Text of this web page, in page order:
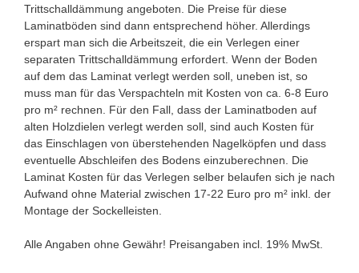
Trittschalldämmung angeboten. Die Preise für diese
Laminatböden sind dann entsprechend höher. Allerdings
erspart man sich die Arbeitszeit, die ein Verlegen einer
separaten Trittschalldämmung erfordert. Wenn der Boden
auf dem das Laminat verlegt werden soll, uneben ist, so
muss man für das Verspachteln mit Kosten von ca. 6-8 Euro
pro m² rechnen. Für den Fall, dass der Laminatboden auf
alten Holzdielen verlegt werden soll, sind auch Kosten für
das Einschlagen von überstehenden Nagelköpfen und dass
eventuelle Abschleifen des Bodens einzuberechnen. Die
Laminat Kosten für das Verlegen selber belaufen sich je nach
Aufwand ohne Material zwischen 17-22 Euro pro m² inkl. der
Montage der Sockelleisten.
Alle Angaben ohne Gewähr! Preisangaben incl. 19% MwSt.